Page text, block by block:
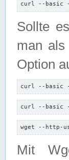
curl --basic
Sollte
man als
Option
curl --basic
curl --basic
wget --http-
Mit